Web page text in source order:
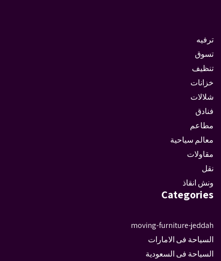
ترفيه
تسوق
تنظيف
خزانات
شلالات
فنادق
مطاعم
معالم سياحية
مقاولات
نقل
ونش انقاذ
Categories
moving-furniture-jeddah
السياحة فى الامارات
السياحة فى السعودية